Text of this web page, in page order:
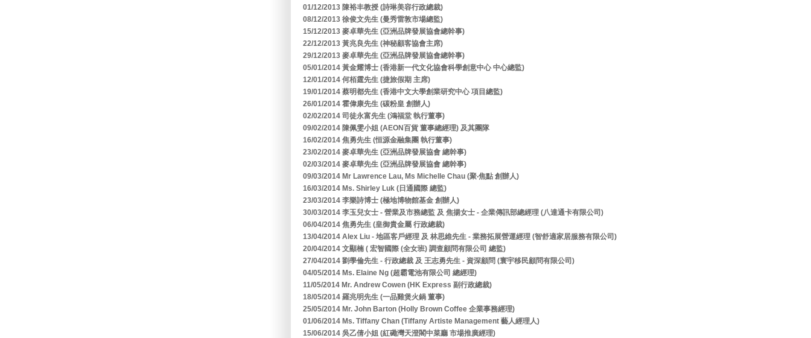
01/12/2013 陳裕丰教授 (詩琳美容行政總裁)
08/12/2013 徐俊文先生 (曼秀雷敦市場總監)
15/12/2013 麥卓華先生 (亞洲品牌發展協會總幹事)
22/12/2013 黃兆良先生 (神秘顧客協會主席)
29/12/2013 麥卓華先生 (亞洲品牌發展協會總幹事)
05/01/2014 黃金耀博士 (香港新一代文化協會科學創意中心 中心總監)
12/01/2014 何栢霆先生 (捷旅假期 主席)
19/01/2014 蔡明都先生 (香港中文大學創業研究中心 項目總監)
26/01/2014 霍偉康先生 (碳粉皇 創辦人)
02/02/2014 司徒永富先生 (鴻福堂 執行董事)
09/02/2014 陳佩雯小姐 (AEON百貨 董事總經理) 及其團隊
16/02/2014 焦勇先生 (恒源金融集團 執行董事)
23/02/2014 麥卓華先生 (亞洲品牌發展協會 總幹事)
02/03/2014 麥卓華先生 (亞洲品牌發展協會 總幹事)
09/03/2014 Mr Lawrence Lau, Ms Michelle Chau (聚‧焦點 創辦人)
16/03/2014 Ms. Shirley Luk (日通國際 總監)
23/03/2014 李樂詩博士 (極地博物館基金 創辦人)
30/03/2014 李玉兒女士 - 營業及市務總監 及 焦揚女士 - 企業傳訊部總經理 (八達通卡有限公司)
06/04/2014 焦勇先生 (皇御貴金屬 行政總裁)
13/04/2014 Alex Liu - 地區客戶經理 及 林思維先生 - 業務拓展營運經理 (智舒適家居服務有限公司)
20/04/2014 文顯楠 ( 宏智國際 (全女班) 調查顧問有限公司 總監)
27/04/2014 劉學倫先生 - 行政總裁 及 王志勇先生 - 資深顧問 (寰宇移民顧問有限公司)
04/05/2014 Ms. Elaine Ng (超霸電池有限公司 總經理)
11/05/2014 Mr. Andrew Cowen (HK Express 副行政總裁)
18/05/2014 羅兆明先生 (一品雞煲火鍋 董事)
25/05/2014 Mr. John Barton (Holly Brown Coffee 企業事務經理)
01/06/2014 Ms. Tiffany Chan (Tiffany Artiste Management 藝人經理人)
15/06/2014 吳乙倩小姐 (紅磡灣天澄閣中菜廳 市場推廣經理)